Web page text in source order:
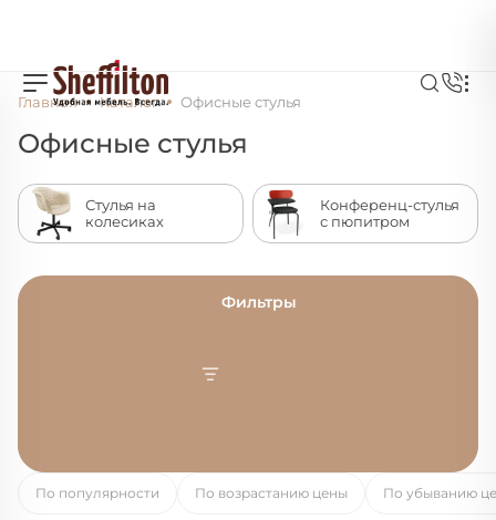
Главная Каталог Офисные стулья
Офисные стулья
Стулья на
колесиках
Конференц-стулья
с пюпитром
Фильтры
По популярности По возрастанию цены По убыванию